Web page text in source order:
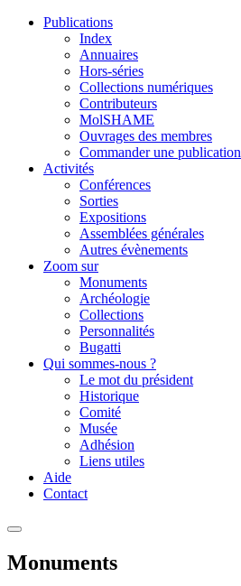
Publications
Index
Annuaires
Hors-séries
Collections numériques
Contributeurs
MolSHAME
Ouvrages des membres
Commander une publication
Activités
Conférences
Sorties
Expositions
Assemblées générales
Autres évènements
Zoom sur
Monuments
Archéologie
Collections
Personnalités
Bugatti
Qui sommes-nous ?
Le mot du président
Historique
Comité
Musée
Adhésion
Liens utiles
Aide
Contact
Monuments